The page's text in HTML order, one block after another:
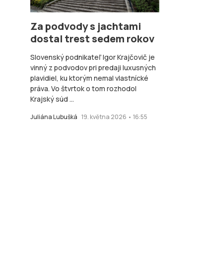
Za podvody s jachtami
dostal trest sedem rokov
Slovenský podnikateľ Igor Krajčovič je
vinný z podvodov pri predaji luxusných
plavidiel, ku ktorým nemal vlastnícké
práva. Vo štvrtok o tom rozhodol
Krajský súd ...
Juliána Lubušká 19. května 2026 • 16:55